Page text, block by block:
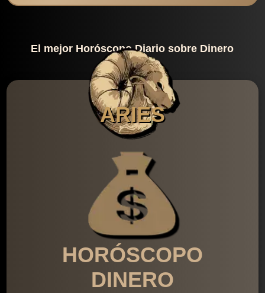
El mejor Horóscopo Diario sobre Dinero
ARIES
HORÓSCOPO
DINERO